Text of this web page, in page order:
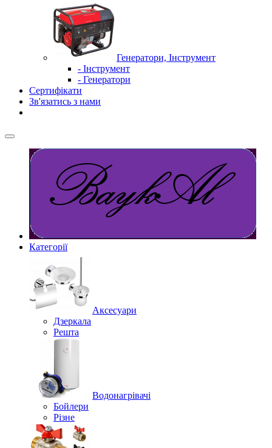
Генератори, Інструмент
- Інструмент
- Генератори
Сертифікати
Зв'язатись з нами
Категорії
Аксесуари
Дзеркала
Решта
Водонагрівачі
Бойлери
Різне